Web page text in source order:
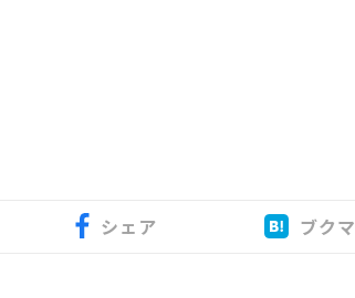
シェア ブクマ